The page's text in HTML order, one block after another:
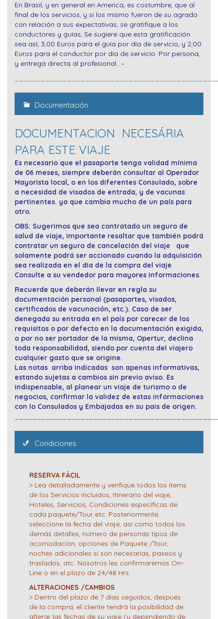
En Brasil, y en general en America, es costumbre, que al
final de los servicios, y si los mismo fueron de su agrado
con relación a sus expectativas, se gratifique a los
conductores y guías, Se sugiere que esta gratificación
sea así; 3,00 Euros para el guía por día de servicio, y 2,00
Euros para el conductor por día de servicio. Por persona,
y entrega directa al profesional.. –
Documentación
DOCUMENTACION NECESÁRIA
PARA ESTE VIAJE
Es necesario que el pasaporte tenga validad mínima
de 06 meses, siempre deberán consultar al Operador
Mayorista local, o en los diferentes Consulado, sobre
a necesidad de visados de entrada, y de vacunas
pertinentes. ya que cambia mucho de un país para
otro.
OBS: Sugerimos que sea contratado un seguro de
salud de viaje, importante resaltar que también podrá
contratar un seguro de cancelación del viaje que
solamente podrá ser accionado cuando la adquisición
sea realizada en el dia de la compra del viaje
Consulte a su vendedor para mayores informaciones.
Recuerde que deberán llevar en regla su
documentación personal (pasaportes, visados,
certificados de vacunación, etc.). Caso de ser
denegada su entrada en el país por carecer de los
requisitos o por defecto en la documentación exigida,
o por no ser portador de la misma, Opertur, declina
toda responsabilidad, siendo por cuenta del viajero
cualquier gasto que se origine.
Las notas arriba indicadas son apenas informativas,
estando sujetas a cambios sin previo aviso. Es
indispensable, al planear un viaje de turismo o de
negocios, confirmar la validez de estas informaciones
con lo Consulados y Embajadas en su pais de origen.
Condiciones
RESERVA FÁCIL
> Lea detalladamente y verifique todos los ítems
de los Servicios incluidos, Itinerario del viaje,
Hoteles, Servicios, Condiciones específicas de
cada paquete/Tour etc. Posteriormente,
seleccione la fecha del viaje, así como todos los
demás detalles, número de personas tipos de
acomodación, opciones de Paquete /Tour,
noches adicionales si son necesarias, paseos y
traslados, atc. Nosotros les confirmaremos On-
Line o en el plazo de 24/48 Hrs.
ALTERACIONES /CAMBIOS
> Dentro del plazo de 7 días seguidos, después
de la compra, el cliente tendrá la posibilidad de
alterar las fechas de su viaje (y dependiendo de